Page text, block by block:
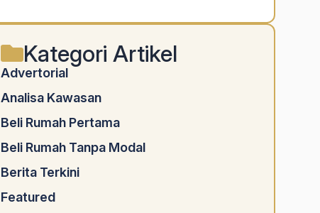
Kategori Artikel
Advertorial
Analisa Kawasan
Beli Rumah Pertama
Beli Rumah Tanpa Modal
Berita Terkini
Featured